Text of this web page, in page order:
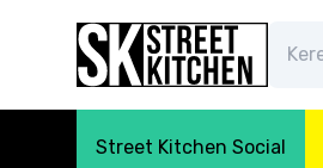
Street Kitchen Social